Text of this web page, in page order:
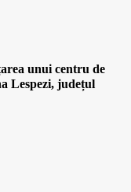
unui centru de
Lespezi, județul